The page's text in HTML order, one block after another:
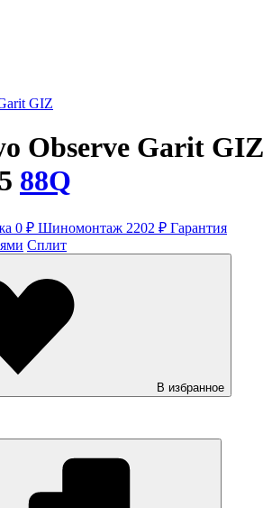
GIZ
Observe Garit GIZ
88Q
0 ₽ Шиномонтаж 2202 ₽ Гарантия
Сплит
В избранное